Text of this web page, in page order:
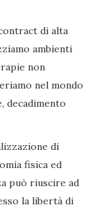
di alta
ambienti
non
nel mondo
decadimento
di
fisica ed
può riuscire ad
la libertà di